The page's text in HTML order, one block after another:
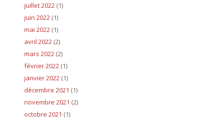
juillet 2022 (1)
juin 2022 (1)
mai 2022 (1)
avril 2022 (2)
mars 2022 (2)
février 2022 (1)
janvier 2022 (1)
décembre 2021 (1)
novembre 2021 (2)
octobre 2021 (1)